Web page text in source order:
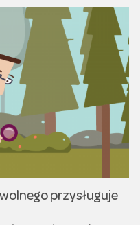
przysługuje